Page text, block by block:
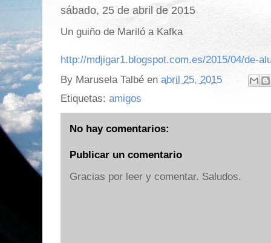
sábado, 25 de abril de 2015
Un guiño de Mariló a Kafka
http://mdjigar1.blogspot.com.es/2015/04/de-
By Marusela Talbé en abril 25, 2015
Etiquetas: amigos
No hay comentarios:
Publicar un comentario
Gracias por leer y comentar. Saludos.